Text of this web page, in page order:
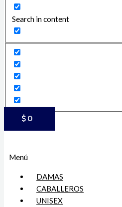
Search in content
$ 0
Menú
DAMAS
CABALLEROS
UNISEX